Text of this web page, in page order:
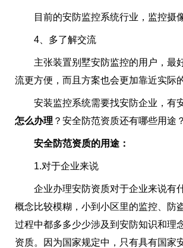
目前的安防监控系统行业，监控摄
4、多了解交流
主张装置别墅安防监控的用户，最好
流更方便，而且方案也会更加靠近实际
安装监控系统需要找安防企业，有
怎么办理 ？安全防范资质还有哪些用途？
安全防范资质的用途：
1.对于企业来说
企业办理安防资质对于企业来说有什
概念比较模糊，小到小区里的监控、防
过程中都多多少少涉及到安防知识和理
资质。因为国家规定中，只有具有国家